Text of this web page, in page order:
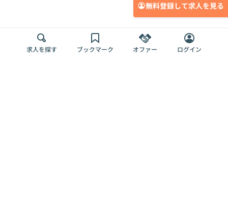
無料登録して求人を見る
求人を探す ブックマーク オファー ログイン